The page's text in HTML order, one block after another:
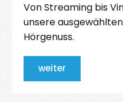
Von Streaming bis
unsere
Hörgenuss.
weiter